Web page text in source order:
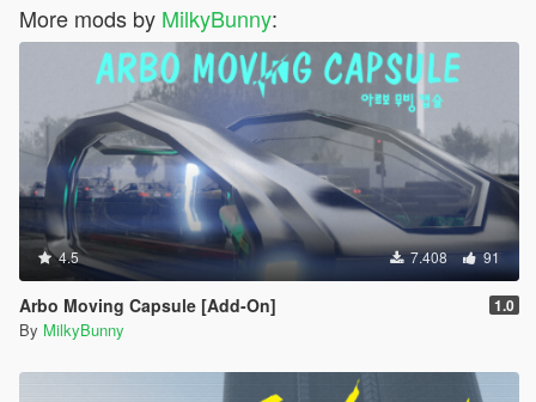
More mods by MilkyBunny:
4.5 7.408 91
Arbo Moving Capsule [Add-On] 1.0
By MilkyBunny